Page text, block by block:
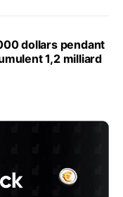
dollars pendant
1,2 milliard